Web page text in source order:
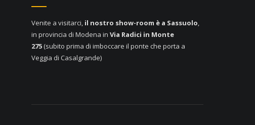
Venite a visitarci, il nostro show-room è a Sassuolo,
in provincia di Modena in Via Radici in Monte
275 (subito prima di imboccare il ponte che porta a
Veggia di Casalgrande)